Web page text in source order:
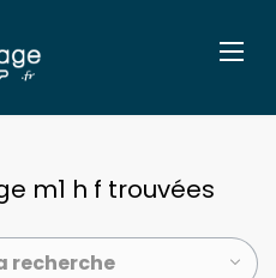
m1 h f trouvées
recherche